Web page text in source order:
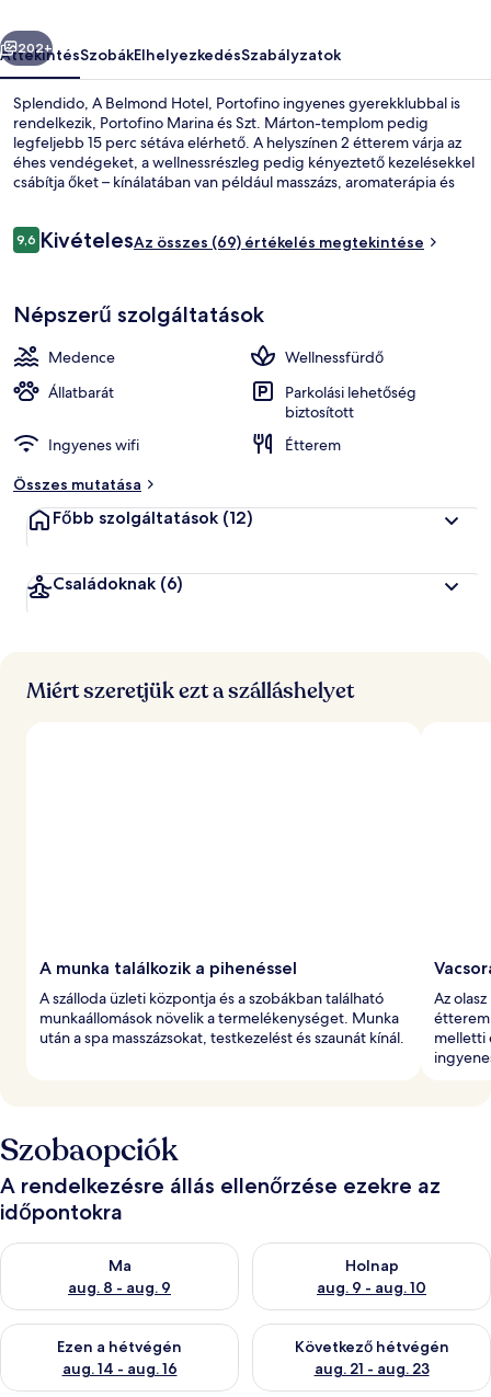
Következő
202+
ÁttekintésSzobákElhelyezkedésSzabályzatok
Splendido, A Belmond Hotel, Portofino ingyenes gyerekklubbal is
rendelkezik, Portofino Marina és Szt. Márton-templom pedig
legfeljebb 15 perc sétáva elérhető. A helyszínen 2 étterem várja az
éhes vendégeket, a wellnessrészleg pedig kényeztető kezelésekkel
csábítja őket – kínálatában van például masszázs, aromaterápia és
fitneszlétesítmény.
Értékelések
9,69,6 ennyiből: 10
KivételesAz összes (69) értékelés megtekintése
Népszerű szolgáltatások
Medence
Wellnessfürdő
Állatbarát
Parkolási lehetőség
biztosított
Ingyenes wifi
Étterem
Összes mutatása
Főbb szolgáltatások (12)
Családoknak (6)
Miért szeretjük ezt a szálláshelyet
A munka találkozik a pihenéssel
A szálloda üzleti központja és a szobákban található
munkaállomások növelik a termelékenységet. Munka
után a spa masszázsokat, testkezelést és szaunát kínál.
Az
melletti
Szobaopciók
A rendelkezésre állás ellenőrzése ezekre az
időpontokra
Ma
aug. 8 - aug. 9
A ma esti rendelkezésre állás ellenőrzése: aug. 8 - aug. 9
Holnap
aug. 9 - aug. 10
A holnapi rendelkezésre állás
Ezen a hétvégén
aug. 14 - aug. 16
A mostani hétvégi rendelkezésre állás ellenőrzése: aug. 14 -
Következő hétvégén
aug. 21 - aug. 23
A következő hétvégi